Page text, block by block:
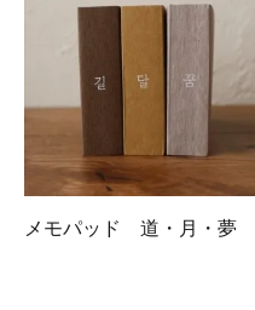
メモパッド 道・月・夢